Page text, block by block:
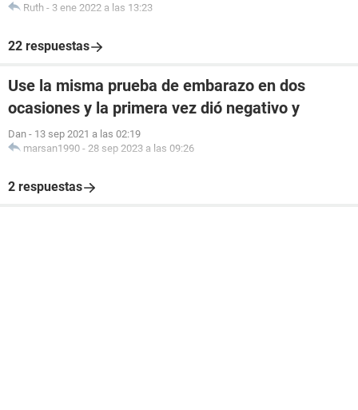
Ruth - 3 ene 2022 a las 13:23
22 respuestas
Use la misma prueba de embarazo en dos
ocasiones y la primera vez dió negativo y
Dan - 13 sep 2021 a las 02:19
marsan1990 - 28 sep 2023 a las 09:26
2 respuestas